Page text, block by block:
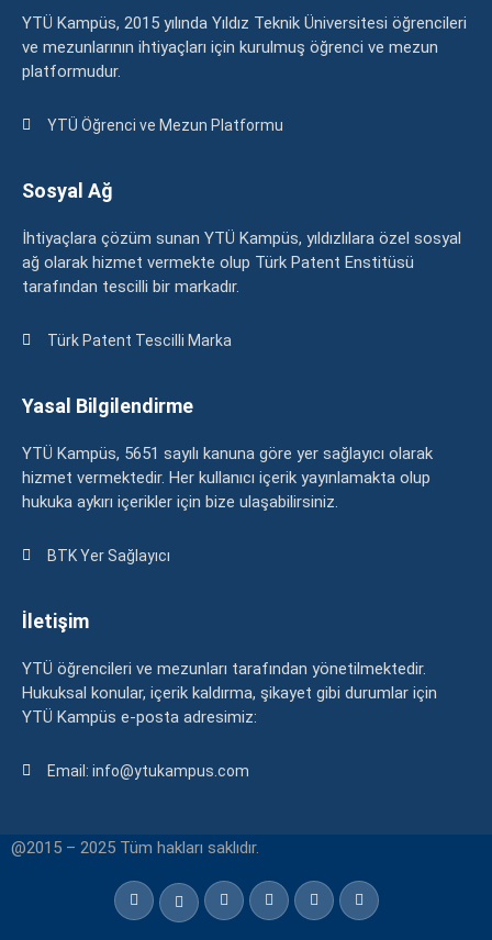
YTÜ Kampüs, 2015 yılında Yıldız Teknik Üniversitesi öğrencileri
ve mezunlarının ihtiyaçları için kurulmuş öğrenci ve mezun
platformudur.
YTÜ Öğrenci ve Mezun Platformu
Sosyal Ağ
İhtiyaçlara çözüm sunan YTÜ Kampüs, yıldızlılara özel sosyal
ağ olarak hizmet vermekte olup Türk Patent Enstitüsü
tarafından tescilli bir markadır.
Türk Patent Tescilli Marka
Yasal Bilgilendirme
YTÜ Kampüs, 5651 sayılı kanuna göre yer sağlayıcı olarak
hizmet vermektedir. Her kullanıcı içerik yayınlamakta olup
hukuka aykırı içerikler için bize ulaşabilirsiniz.
BTK Yer Sağlayıcı
İletişim
YTÜ öğrencileri ve mezunları tarafından yönetilmektedir.
Hukuksal konular, içerik kaldırma, şikayet gibi durumlar için
YTÜ Kampüs e-posta adresimiz:
Email: info@ytukampus.com
@2015 – 2025 Tüm hakları saklıdır.